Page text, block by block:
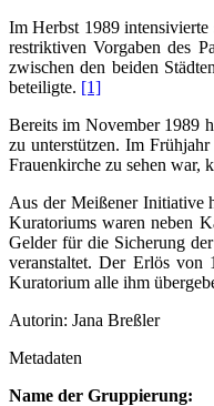
Im Herbst 1989 intensivierte
restriktiven Vorgaben des
zwischen den beiden
beteiligte. [1]
Bereits im November 1989
zu unterstützen. Im
Frauenkirche zu sehen war,
Aus der Meißener Initiative
Kuratoriums waren neben
Gelder für die Sicherung
veranstaltet. Der Erlös von
Kuratorium alle ihm
Autorin: Jana Breßler
Metadaten
Name der Gruppierung: